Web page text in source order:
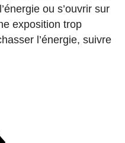
ou s’ouvrir sur
exposition trop
l’énergie, suivre